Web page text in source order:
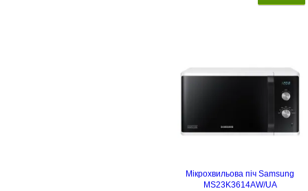
Мікрохвильова піч Samsung
MS23K3614AW/UA